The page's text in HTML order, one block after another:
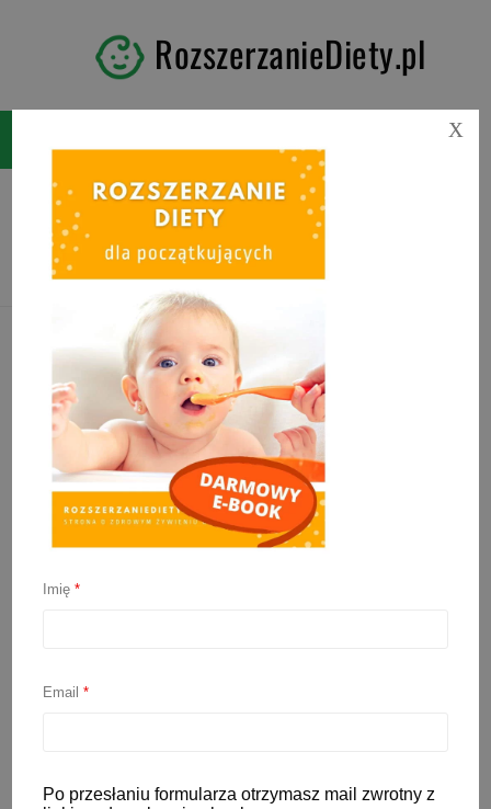
RozszerzanieDiety.pl
Tag:placuszki z jabłkami
Placki z jabłkami
dzieciństwa i wywołuje uśmiech na
Imię*
Email*
Po przesłaniu formularza otrzymasz mail zwrotny z
X